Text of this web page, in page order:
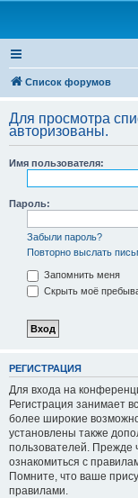
Список форумов
Для просмотра
авторизованы.
Имя пользователя:
Пароль:
Забыли пароль?
Повторно выслать
Запомнить меня
Скрыть моё
РЕГИСТРАЦИЯ
Для входа на
Регистрация занимает
более широкие
установлены также
пользователей. Прежде
ознакомиться с
Помните, что ваше
правилами.